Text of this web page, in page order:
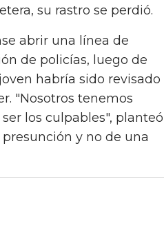
su rastro se perdió.
abrir una línea de
de policías, luego de
habría sido revisado
"Nosotros tenemos
los culpables", planteó
y no de una